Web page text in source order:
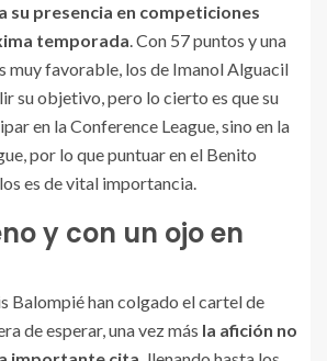
su presencia en competiciones
temporada. Con 57 puntos y una
muy favorable, los de Imanol Alguacil
su objetivo, pero lo cierto es que su
en la Conference League, sino en la
por lo que puntuar en el Benito
es de vital importancia.
y con un ojo en
Balompié han colgado el cartel de
de esperar, una vez más la afición no